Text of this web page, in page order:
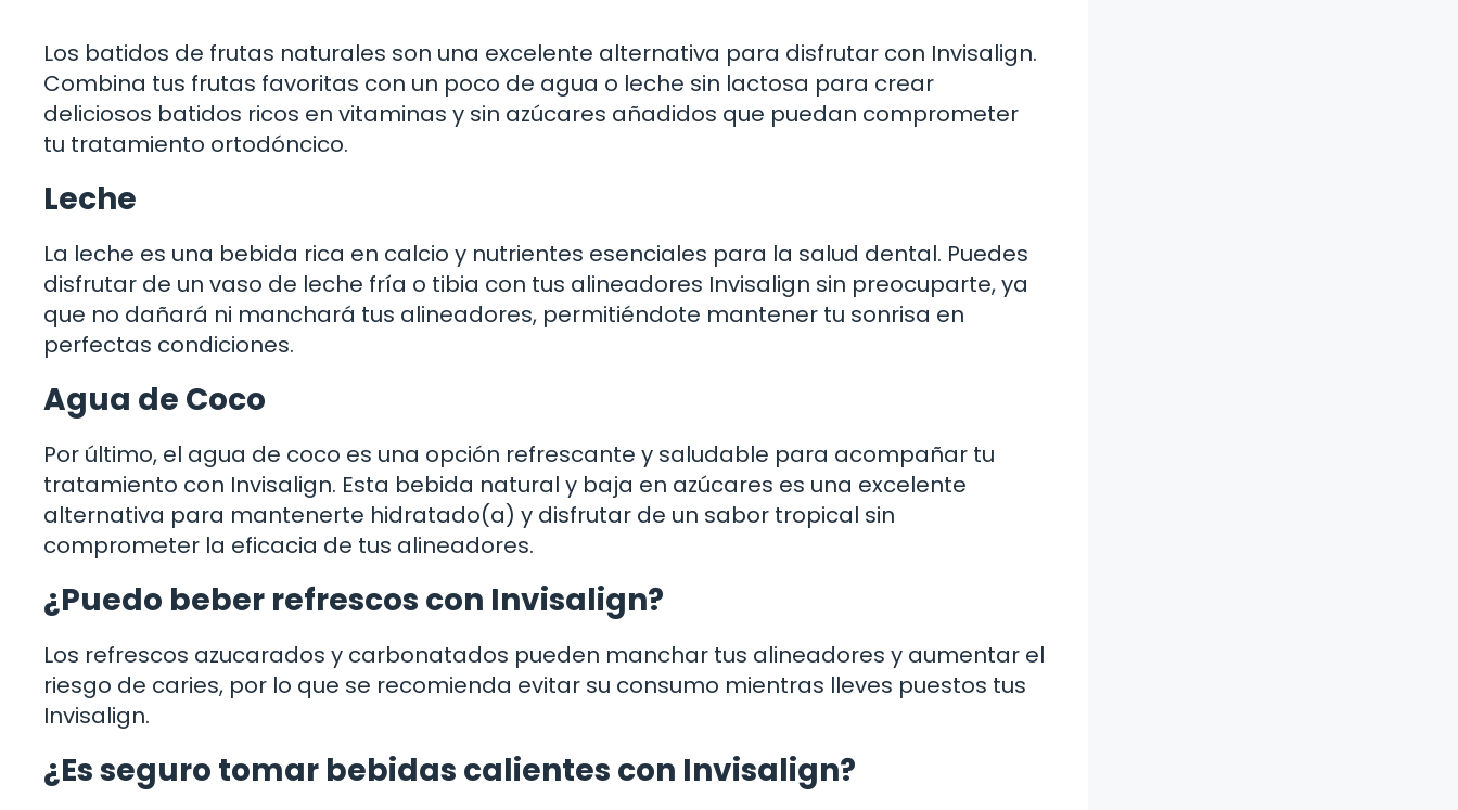
Los batidos de frutas naturales son una excelente alternativa para disfrutar con Invisalign.
Combina tus frutas favoritas con un poco de agua o leche sin lactosa para crear
deliciosos batidos ricos en vitaminas y sin azúcares añadidos que puedan comprometer
tu tratamiento ortodóncico.
Leche
La leche es una bebida rica en calcio y nutrientes esenciales para la salud dental. Puedes
disfrutar de un vaso de leche fría o tibia con tus alineadores Invisalign sin preocuparte, ya
que no dañará ni manchará tus alineadores, permitiéndote mantener tu sonrisa en
perfectas condiciones.
Agua de Coco
Por último, el agua de coco es una opción refrescante y saludable para acompañar tu
tratamiento con Invisalign. Esta bebida natural y baja en azúcares es una excelente
alternativa para mantenerte hidratado(a) y disfrutar de un sabor tropical sin
comprometer la eficacia de tus alineadores.
¿Puedo beber refrescos con Invisalign?
Los refrescos azucarados y carbonatados pueden manchar tus alineadores y aumentar el
riesgo de caries, por lo que se recomienda evitar su consumo mientras lleves puestos tus
Invisalign.
¿Es seguro tomar bebidas calientes con Invisalign?